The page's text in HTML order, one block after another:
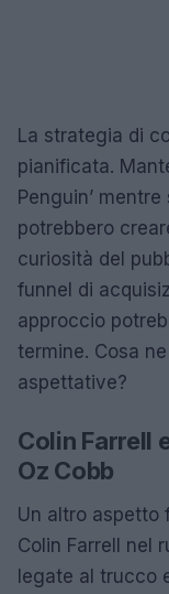
La strategia di
pianificata.
Penguin’
potrebbero
curiosità del
funnel di
approccio
termine. Cosa
aspettative?
Colin Farrell
Oz Cobb
Un altro aspetto
Colin Farrell nel
legate al trucco